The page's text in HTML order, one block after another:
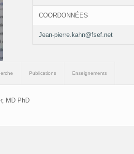
COORDONNÉES
Jean-pierre.kahn@fsef.net
Publications Enseignements
MD PhD